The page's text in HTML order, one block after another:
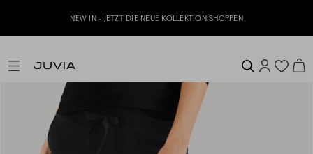
NEW IN - JETZT DIE NEUE KOLLEKTION SHOPPEN